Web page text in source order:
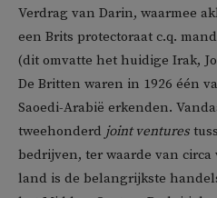
Verdrag van Darin, waarmee
een Brits protectoraat c.q.
(dit omvatte het huidige Irak,
De Britten waren in 1926 één
Saoedi-Arabië erkenden.
tweehonderd joint ventures
bedrijven, ter waarde van
land is de belangrijkste